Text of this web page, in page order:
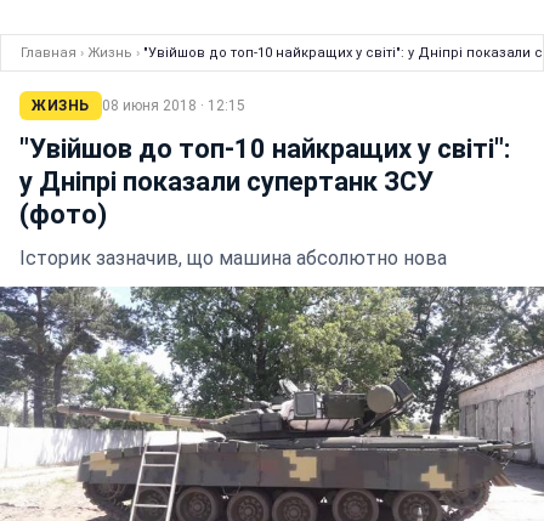
Главная › Жизнь › "Увійшов до топ-10 найкращих у світі": у Дніпрі показали
ЖИЗНЬ 08 июня 2018 · 12:15
"Увійшов до топ-10 найкращих у світі":
у Дніпрі показали супертанк ЗСУ
(фото)
Історик зазначив, що машина абсолютно нова